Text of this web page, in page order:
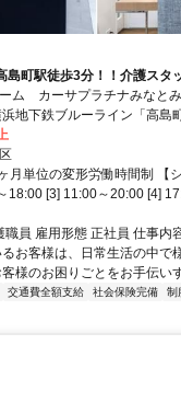
島町駅徒歩3分！！介護スタ
ム カーサプラチナみなと
地下鉄ブルーライン「高島
月単位の変形労働時間制 【
18:00 [3] 11:00～20:00 [4]
職員 雇用形態 正社員 仕事内
るお客様は、日常生活の中で
様のお困りごとをお手伝い
交通費全額支給 社会保険完備 制